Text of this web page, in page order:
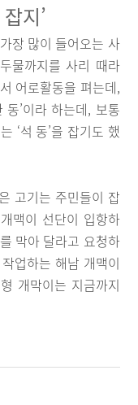
지’
장 많이 들어오는 사
물까지를 사리 때라
어로활동을 펴는데,
’이라 하는데, 보통
‘석 동’을 잡기도 했
고기는 주민들이 잡
맥이 선단이 입항하
막아 달라고 요청하
업하는 해남 개맥이
개막이는 지금까지